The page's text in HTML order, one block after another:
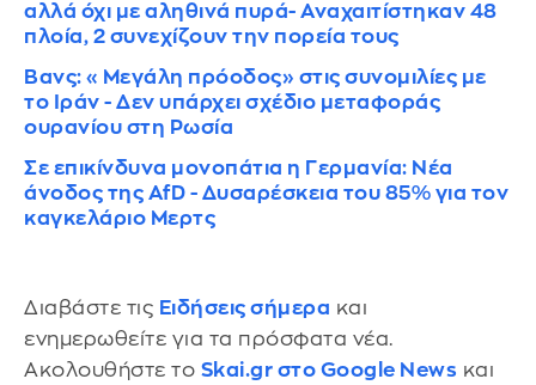
αλλά όχι με αληθινά πυρά- Αναχαιτίστηκαν 48
πλοία, 2 συνεχίζουν την πορεία τους
Βανς: «Μεγάλη πρόοδος» στις συνομιλίες με
το Ιράν - Δεν υπάρχει σχέδιο μεταφοράς
ουρανίου στη Ρωσία
Σε επικίνδυνα μονοπάτια η Γερμανία: Νέα
άνοδος της AfD - Δυσαρέσκεια του 85% για τον
καγκελάριο Μερτς
Διαβάστε τις Ειδήσεις σήμερα και
ενημερωθείτε για τα πρόσφατα νέα.
Ακολουθήστε το Skai.gr στο Google News και